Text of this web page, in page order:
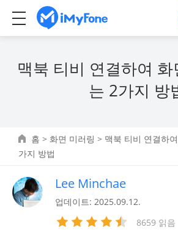
맥북 티비 연결하여
는 2가지 방
홈 > 화면 미러링 > 맥북 티비 연결하
가지 방법
Lee Minchae
업데이트: 2025.09.12.
8659 읽음